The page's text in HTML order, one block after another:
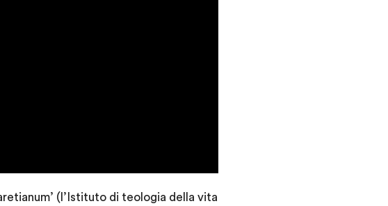
(l’Istituto di teologia della vita